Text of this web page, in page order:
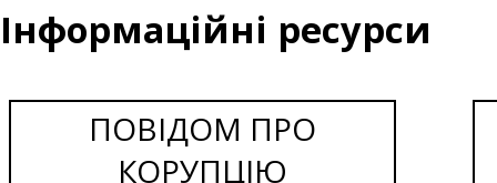
Інформаційні ресурси
ПОВІДОМ ПРО
КОРУПЦІЮ